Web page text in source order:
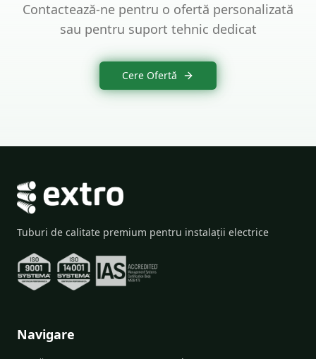
Contactează-ne pentru o ofertă personalizată
sau pentru suport tehnic dedicat
Cere Ofertă
Tuburi de calitate premium pentru instalații electrice
Navigare